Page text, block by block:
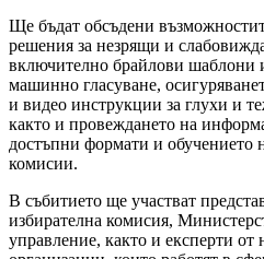
Ще бъдат обсъдени
решения за незрящи и
включително брайлови шаблони
машинно гласуване,
и видео инструкции за глухи и
както и провеждането на
достъпни формати и обучението
комисии.
В събитието ще участват
избирателна комисия,
управление, както и експерти от